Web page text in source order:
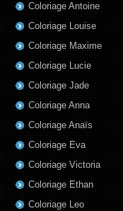
Coloriage Antoine
Coloriage Louise
Coloriage Maxime
Coloriage Lucie
Coloriage Jade
Coloriage Anna
Coloriage Anaïs
Coloriage Eva
Coloriage Victoria
Coloriage Ethan
Coloriage Leo